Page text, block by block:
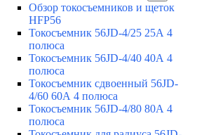
Обзор токосъемников и щеток
HFP56
Токосъемник 56JD-4/25 25А 4
полюса
Токосъемник 56JD-4/40 40А 4
полюса
Токосъемник сдвоенный 56JD-
4/60 60А 4 полюса
Токосъемник 56JD-4/80 80А 4
полюса